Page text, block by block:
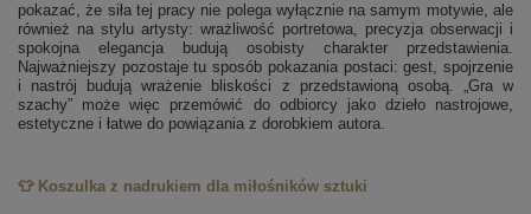
pokazać, że siła tej pracy nie polega wyłącznie na samym motywie, ale
również na stylu artysty: wrażliwość portretowa, precyzja obserwacji i
spokojna elegancja budują osobisty charakter przedstawienia.
Najważniejszy pozostaje tu sposób pokazania postaci: gest, spojrzenie
i nastrój budują wrażenie bliskości z przedstawioną osobą. „Gra w
szachy” może więc przemówić do odbiorcy jako dzieło nastrojowe,
estetyczne i łatwe do powiązania z dorobkiem autora.
👕 Koszulka z nadrukiem dla miłośników sztuki